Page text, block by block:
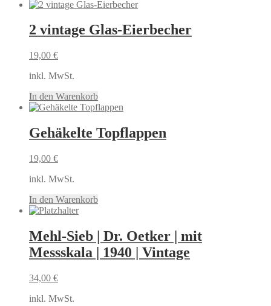
2 vintage Glas-Eierbecher
19,00 €
inkl. MwSt.
In den Warenkorb
Gehäkelte Topflappen
19,00 €
inkl. MwSt.
In den Warenkorb
Mehl-Sieb | Dr. Oetker | mit
Messskala | 1940 | Vintage
34,00 €
inkl. MwSt.